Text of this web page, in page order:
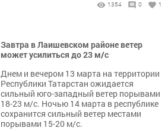
1354 0 1
Завтра в Лаишевском районе ветер
может усилиться до 23 м/с
Днем и вечером 13 марта на территории
Республики Татарстан ожидается
сильный юго-западный ветер порывами
18-23 м/с. Ночью 14 марта в республике
сохранится сильный ветер местами
порывами 15-20 м/с.